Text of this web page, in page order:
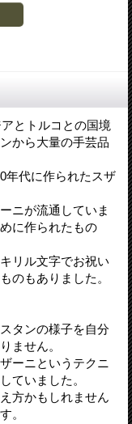
とトルコとの国境
から大量の手芸品
年代に作られたスザ
ニが流通していま
に作られたもの
リル文字でお祝い
のもありました。
タンの様子を自分
ません。
ーニというテクニ
ていました。
方かもしれません
。